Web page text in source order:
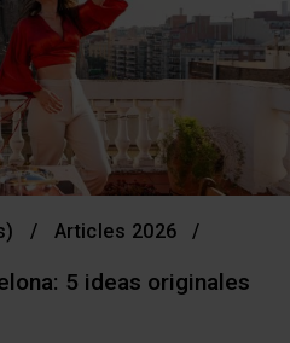
Articles 2026
5 ideas originales